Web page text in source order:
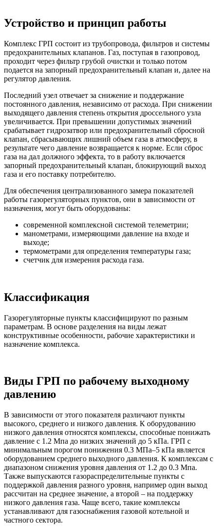
Устройство и принцип работы
Комплекс ГРП состоит из трубопровода, фильтров и системы
предохранительных клапанов. Газ, поступая в газопровод,
проходит через фильтр грубой очистки и только потом
подается на запорный предохранительный клапан и, далее на
регулятор давления.
Последний узел отвечает за снижение и поддержание
постоянного давления, независимо от расхода. При снижении
выходящего давления степень открытия дроссельного узла
увеличивается. При превышении допустимых значений
срабатывает гидрозатвор или предохранительный сбросной
клапан, сбрасывающих лишний объем газа в атмосферу, в
результате чего давление возвращается к норме. Если сброс
газа на дал должного эффекта, то в работу включается
запорный предохранительный клапан, блокирующий выход
газа и его поставку потребителю.
Для обеспечения централизованного замера показателей
работы газорегуляторных пунктов, они в зависимости от
назначения, могут быть оборудованы:
современной комплексной системой телеметрии;
манометрами, измеряющими давление на входе и
выходе;
термометрами для определения температуры газа;
счетчик для измерения расхода газа.
Классификация
Газорегуляторные пункты классифицируют по разным
параметрам. В основе разделения на виды лежат
конструктивные особенности, рабочие характеристики и
назначение комплекса.
Виды ГРП по рабочему выходному
давлению
В зависимости от этого показателя различают пункты
высокого, среднего и низкого давления. К оборудованию
низкого давления относятся комплексы, способные понижать
давление с 1.2 Мпа до низких значений до 5 кПа. ГРП с
минимальным порогом понижения 0.3 МПа–5 кПа является
оборудованием среднего выходного давления. К комплексам с
диапазоном снижения уровня давления от 1.2 до 0.3 Мпа.
Также выпускаются газораспределительные пункты с
поддержкой давления разного уровня, например один выход
рассчитан на среднее значение, а второй – на поддержку
низкого давления газа. Чаще всего, такие комплексы
устанавливают для газоснабжения газовой котельной и
частного сектора.